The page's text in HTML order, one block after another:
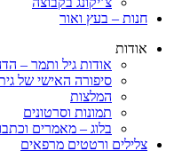
חנות – בעץ ואור
אודות
אודות גיל ותמר –
סיפורה האישי של
המלצות
תמונות וסרטונים
בלוג – מאמרים
צלילים ורטטים מרפאים